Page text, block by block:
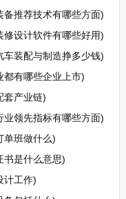
备推荐技术有哪些方面)
修设计软件有哪些好用)
车装配与制造挣多少钱)
都有哪些企业上市)
套产业链)
业领先指标有哪些方面)
单班做什么)
书是什么意思)
计工作)